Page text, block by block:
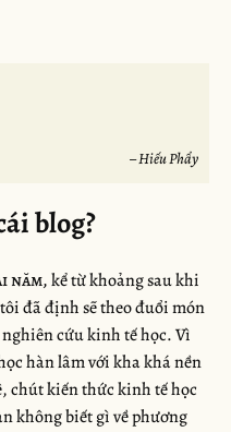
– Hiếu Phẩy
blog?
năm,kể từ khoảng sau khi
đã định sẽ theo đuổi món
cứu kinh tế học. Vì
hàn lâm với kha khá nền
chút kiến thức kinh tế học
không biết gì về phương